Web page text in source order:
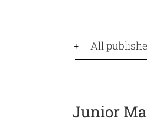
All
Junior